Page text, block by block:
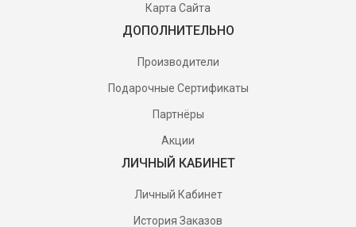
Карта Сайта
ДОПОЛНИТЕЛЬНО
Производители
Подарочные Сертификаты
Партнёры
Акции
ЛИЧНЫЙ КАБИНЕТ
Личный Кабинет
История Заказов